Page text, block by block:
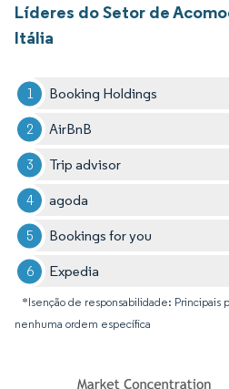
Líderes do Setor de
Itália
Booking Holdings
AirBnB
Trip advisor
agoda
Bookings for you
Expedia
*Isenção de responsabilidade: Principais
nenhuma ordem específica